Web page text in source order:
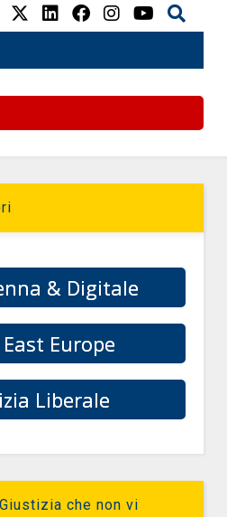
& Digitale
Europe
Liberale
che non vi